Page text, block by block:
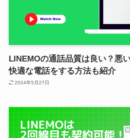
LINEMOの通話品質は良い？悪
快適な電話をする方法も紹介
2024年5月27日